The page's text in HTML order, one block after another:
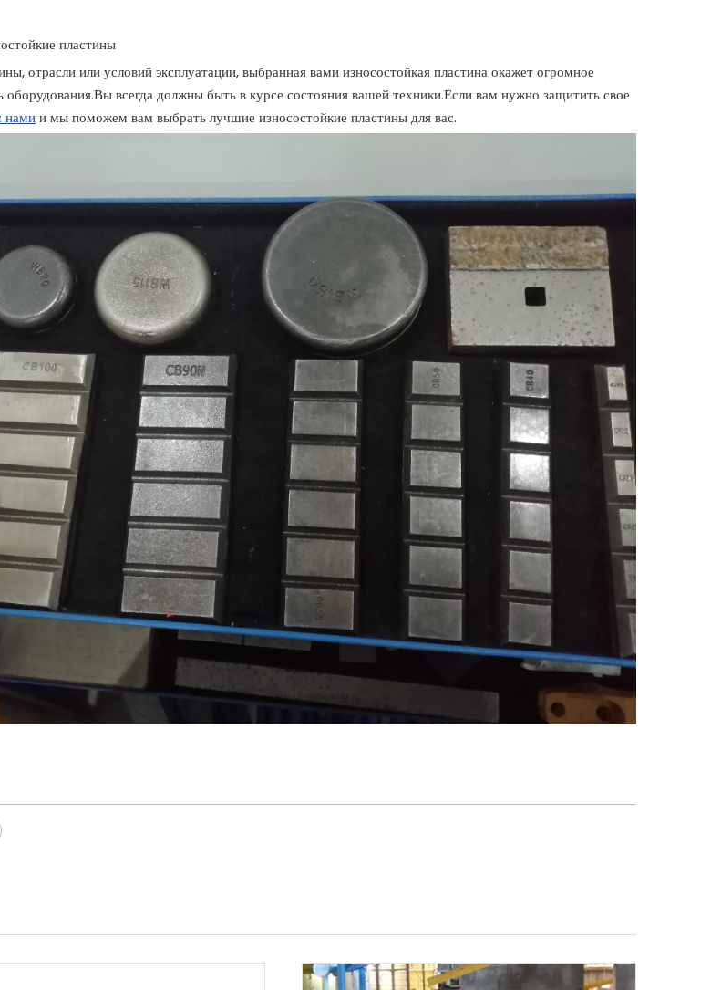
пластины
отрасли или условий эксплуатации, выбранная вами износостойкая пластина окажет огромное
оборудования.Вы всегда должны быть в курсе состояния вашей техники.Если вам нужно защитить свое
намии мы поможем вам выбрать лучшие износостойкие пластины для вас.